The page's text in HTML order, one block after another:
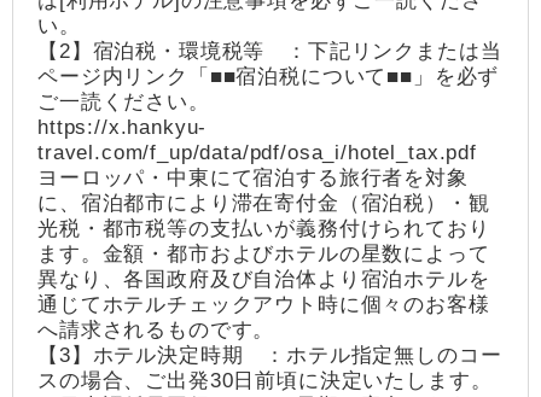
い。
【2】宿泊税・環境税等 ：下記リンクまたは当
ページ内リンク「■■宿泊税について■■」を必ず
ご一読ください。
https://x.hankyu-
travel.com/f_up/data/pdf/osa_i/hotel_tax.pdf
ヨーロッパ・中東にて宿泊する旅行者を対象
に、宿泊都市により滞在寄付金（宿泊税）・観
光税・都市税等の支払いが義務付けられており
ます。金額・都市およびホテルの星数によって
異なり、各国政府及び自治体より宿泊ホテルを
通じてホテルチェックアウト時に個々のお客様
へ請求されるものです。
【3】ホテル決定時期 ：ホテル指定無しのコー
スの場合、ご出発30日前頃に決定いたします。